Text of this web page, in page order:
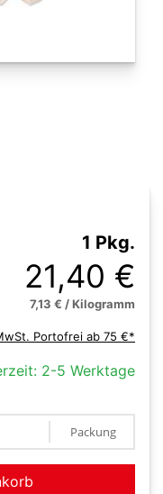
1 Pkg.
21,40 €
7,13 € / Kilogramm
Portofrei ab 75 €*
2-5 Werktage
Packung